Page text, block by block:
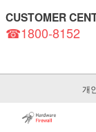
CUSTOMER
☎1800-8152
개